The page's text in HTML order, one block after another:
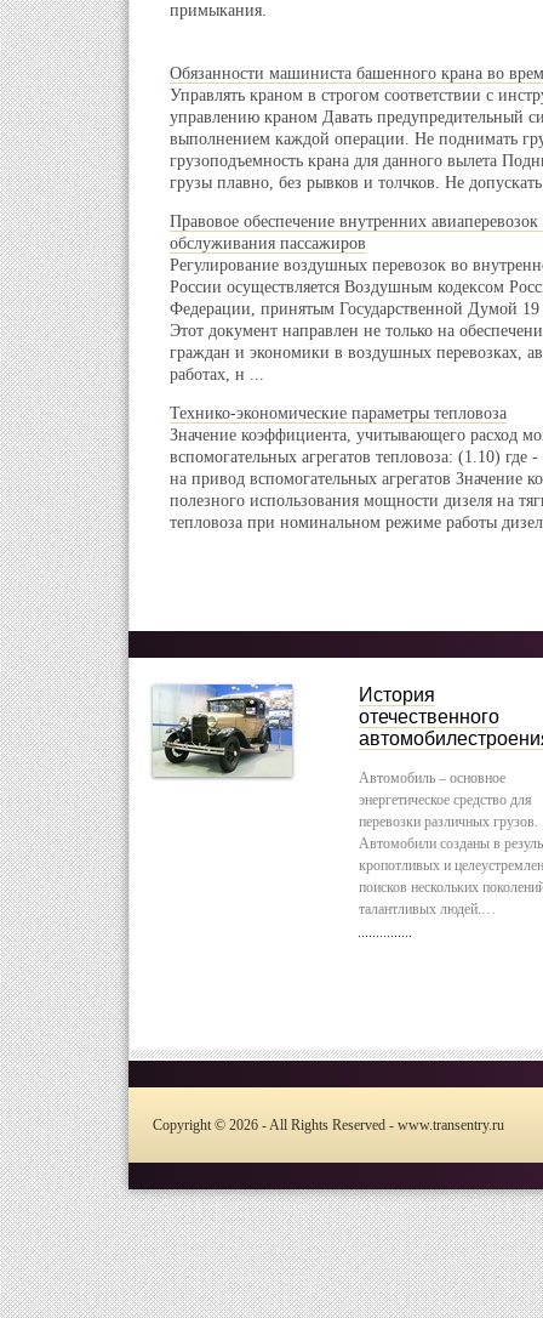
примыкания.
Обязанности машиниста башенного крана во
Управлять краном в строгом соответствии с
управлению краном Давать предупредительный
выполнением каждой операции. Не поднимать
грузоподъемность крана для данного вылета
грузы плавно, без рывков и толчков. Не
Правовое обеспечение внутренних авиаперевозок
обслуживания пассажиров
Регулирование воздушных перевозок во
России осуществляется Воздушным кодексом
Федерации, принятым Государственной Думой 19
Этот документ направлен не только на
граждан и экономики в воздушных перевозках,
работах, н ...
Технико-экономические параметры тепловоза
Значение коэффициента, учитывающего расход
вспомогательных агрегатов тепловоза: (1.10) где
на привод вспомогательных агрегатов Значение
полезного использования мощности дизеля на
тепловоза при номинальном режиме работы
История
отечественного
Автомобиль – основное
энергетическое средство для
перевозки различных грузов.
Автомобили созданы в
кропотливых и
поисков нескольких
талантливых людей.…
Copyright © 2026 - All Rights Reserved - www.transentry.ru